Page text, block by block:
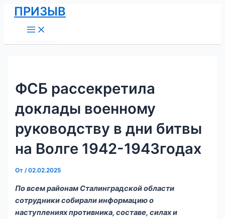
Перейти
содержимому
ПРИЗЫВ
Menu
ФСБ рассекретила
доклады военному
руководству в дни битвы
на Волге 1942-1943годах
От/02.02.2025
По всем районам Сталинградской области
сотрудники собирали информацию о
наступлениях противника, составе, силах и
Навигация
по
записям